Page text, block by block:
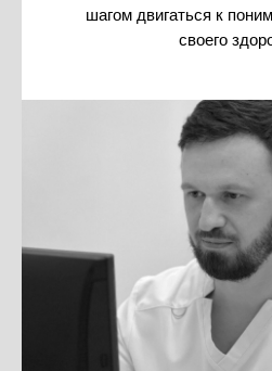
шагом двигаться к
своего